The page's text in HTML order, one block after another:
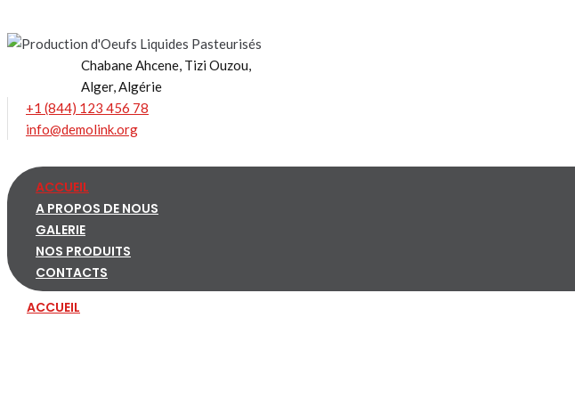
to
Chabane Ahcene, Tizi Ouzou,
Alger, Algérie
+1 (844) 123 456 78
info@demolink.org
ACCUEIL
A PROPOS DE NOUS
GALERIE
NOS PRODUITS
CONTACTS
ACCUEIL